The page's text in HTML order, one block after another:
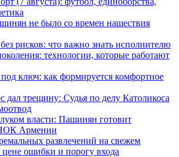
не было со времен нашествия
рисков: что важно знать исполнителю
технологии, которые работают
ключ: как формируется комфортное
дал трещину: Судья по делу Католикоса
власти: Пашинян готовит
НОК Армении
развлечений на свежем
цене ошибки и порогу входа